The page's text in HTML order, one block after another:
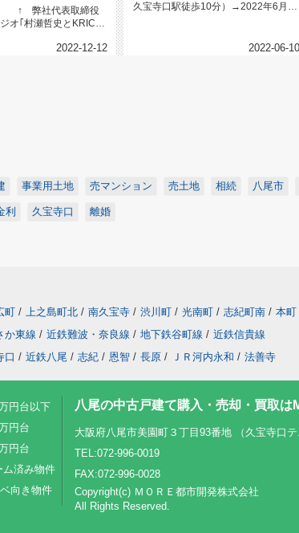
表取締役
オ｢村瀬哲史とKRIC！
2022-12-12
久宝寺口駅徒歩10分）→2022年6月27
2022-06-10
事業用土地 売マンション 売土地 相続 八尾市
利 久宝寺口 離婚
町 / 上之島町北 / 南久宝寺 / 渋川町 / 光南町 / 志紀町南 / 本町
か東線 / 近鉄難波・奈良線 / 地下鉄谷町線 / 近鉄信貴線
口 / 近鉄八尾 / 志紀 / 恩智 / 長原 / ＪＲ河内永和 / 法善寺
円台以下
円台
円台
ム済み物件
向き物件
八尾の中古戸建て購入・売却・買取は
大阪府八尾市美園町３丁目93番地 （久宝寺口
TEL:072-996-0019
FAX:072-996-0028
Copyright(c) ＭＯＲＥ都市開発株式会社
All Rights Reserved.